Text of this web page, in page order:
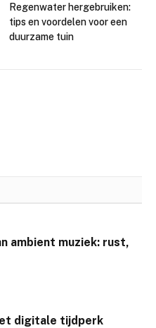
Regenwater hergebruiken:
tips en voordelen voor een
duurzame tuin
ambient muziek: rust,
digitale tijdperk